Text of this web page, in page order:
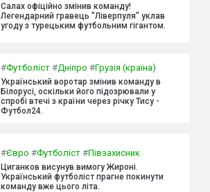
Салах офіційно змінив команду!
Легендарний гравець "Ліверпуля" уклав
угоду з турецьким футбольним гігантом.
#Футболіст #Дніпро #Грузія (країна)
Український воротар змінив команду в
Білорусі, оскільки його підозрювали у
спробі втечі з країни через річку Тису -
Футбол24.
#Євро #Футболіст #Півзахисник
Циганков висунув вимогу Жироні.
Український футболіст прагне покинути
команду вже цього літа.